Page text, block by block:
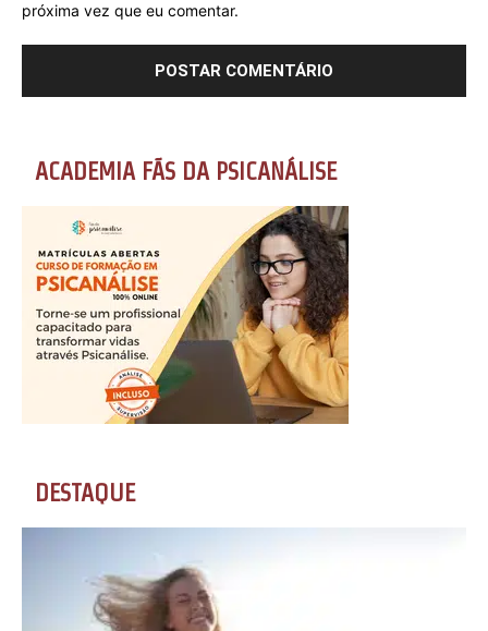
próxima vez que eu comentar.
ACADEMIA FÃS DA PSICANÁLISE
DESTAQUE